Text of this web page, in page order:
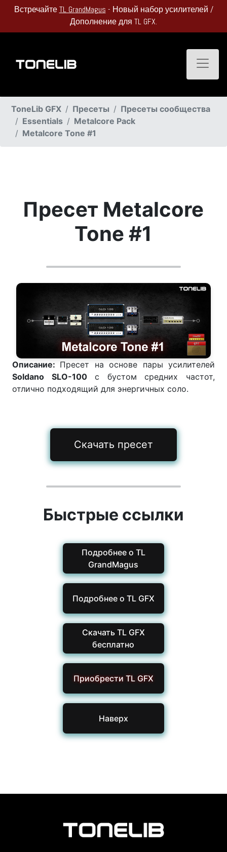
ВстречайтеTL GrandMagus - Новый набор усилителей /
Дополнение для TL GFX.
ToneLib GFX Пресеты
Пресеты сообщества
Essentials
Metalcore Pack
Metalcore Tone #1
Пресет Metalcore
Tone #1
Описание: Пресет на основе пары усилителей
Soldano SLO-100с бустом средних частот,
отлично подходящий для энергичных соло.
Скачать пресет
Быстрые ссылки
Подробнее о TL
GrandMagus
Подробнее о TL GFX
Скачать TL GFX
бесплатно
Приобрести TL GFX
Наверх